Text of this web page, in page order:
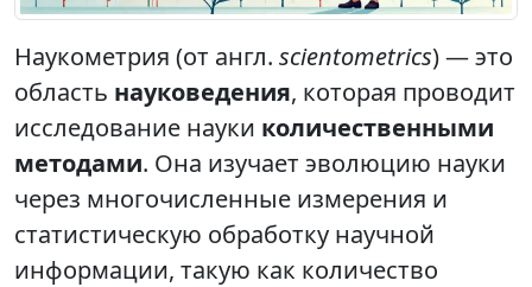
Наукометрия (от англ. scientometrics) — это
область науковедения, которая проводит
исследование науки количественными
методами. Она изучает эволюцию науки
через многочисленные измерения и
статистическую обработку научной
информации, такую как количество